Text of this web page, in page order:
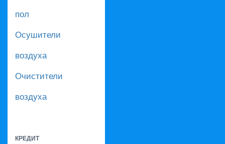
пол
Осушители
воздуха
Очистители
воздуха
КРЕДИТ